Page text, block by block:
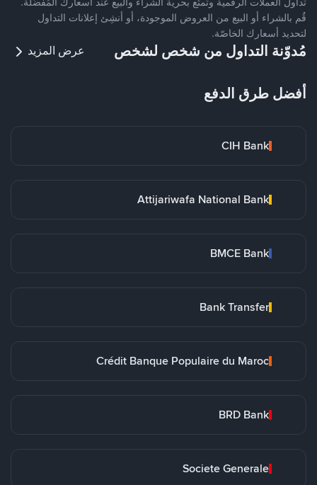
قُم بالشراء أو البيع من العروض الموجودة، أو أنشِئ إعلانات التداول
لتحديد أسعارك الخاصّة.
مُدوّنة التداول من شخص لشخص عرض المزيد
أفضل طرق الدفع
CIH Bank
Attijariwafa National Bank
BMCE Bank
Bank Transfer
Crédit Banque Populaire du Maroc
BRD Bank
Societe Generale